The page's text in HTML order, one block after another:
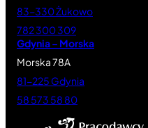
83-330 Żukowo
782 300 309
Gdynia – Morska
Morska 78A
81-225 Gdynia
58 573 58 80